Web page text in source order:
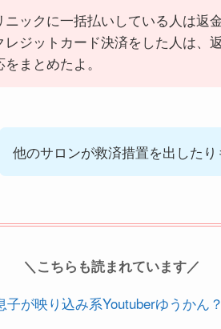
ックに一括払いしている人は返
レジットカード決済をした人は、
まとめたよ。
他のサロンが救済措置を出したり
＼こちらも読まれています／
が映り込み系Youtuberゆうかん